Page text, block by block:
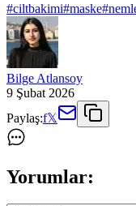
#ciltbakimi#maske#
Bilge Atlansoy
9 Şubat 2026
Paylaş:f𝕏
Yorumlar: